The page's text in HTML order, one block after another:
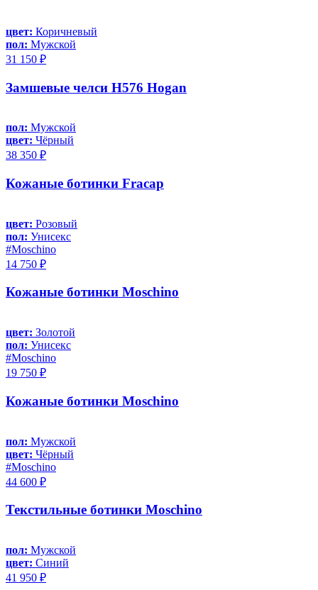
цвет: Коричневый
пол: Мужской
31 150 ₽
Замшевые челси H576 Hogan
пол: Мужской
цвет: Чёрный
38 350 ₽
Кожаные ботинки Fracap
цвет: Розовый
пол: Унисекс
#Moschino
14 750 ₽
Кожаные ботинки Moschino
цвет: Золотой
пол: Унисекс
#Moschino
19 750 ₽
Кожаные ботинки Moschino
пол: Мужской
цвет: Чёрный
#Moschino
44 600 ₽
Текстильные ботинки Moschino
пол: Мужской
цвет: Синий
41 950 ₽